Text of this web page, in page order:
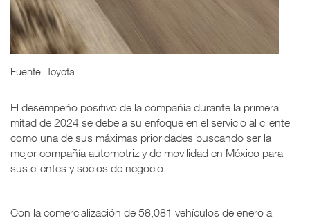
Fuente: Toyota
El desempeño positivo de la compañía durante la primera
mitad de 2024 se debe a su enfoque en el servicio al cliente
como una de sus máximas prioridades buscando ser la
mejor compañía automotriz y de movilidad en México para
sus clientes y socios de negocio.
Con la comercialización de 58,081 vehículos de enero a